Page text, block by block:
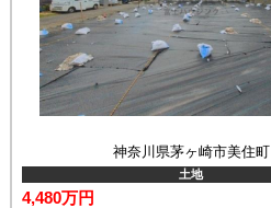
神奈川県茅ヶ崎市美住町
土地
4,480万円